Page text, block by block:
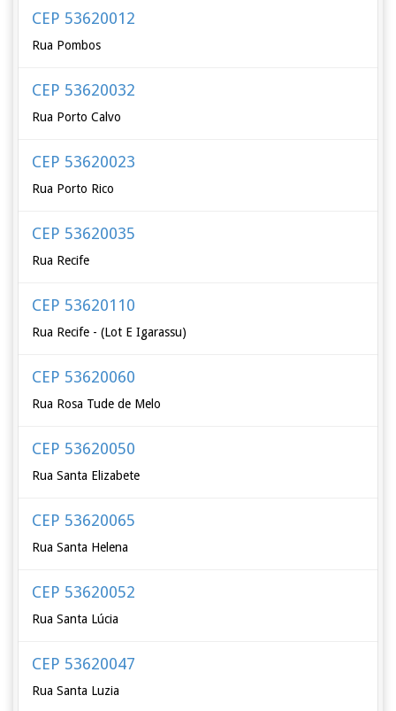
CEP 53620012
Rua Pombos
CEP 53620032
Rua Porto Calvo
CEP 53620023
Rua Porto Rico
CEP 53620035
Rua Recife
CEP 53620110
Rua Recife - (Lot E Igarassu)
CEP 53620060
Rua Rosa Tude de Melo
CEP 53620050
Rua Santa Elizabete
CEP 53620065
Rua Santa Helena
CEP 53620052
Rua Santa Lúcia
CEP 53620047
Rua Santa Luzia